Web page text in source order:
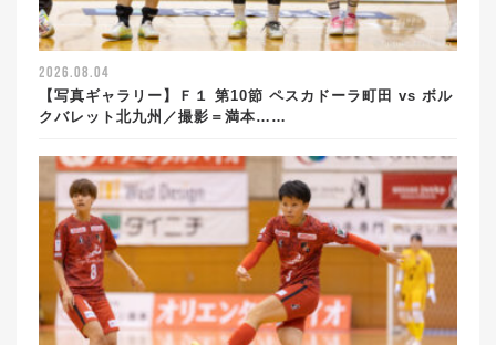
2026.08.04
【写真ギャラリー】Ｆ１ 第10節 ペスカドーラ町田 vs ボル
クバレット北九州／撮影＝満本……